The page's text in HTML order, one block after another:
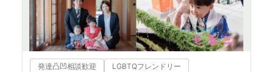
発達凸凹相談歓迎 LGBTQフレンドリー